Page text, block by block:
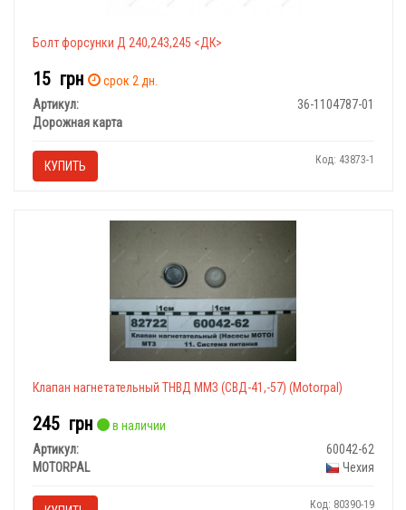
Болт форсунки Д 240,243,245 <ДК>
15 грн
срок 2 дн.
Артикул:
36-1104787-01
Дорожная карта
КУПИТЬ Код: 43873-1
Клапан нагнетательный ТНВД ММЗ (СВД-41,-57) (Motorpal)
245 грн
в наличии
Артикул:
60042-62
MOTORPAL
Чехия
Код: 80390-19